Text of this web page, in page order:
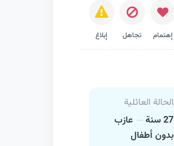
إهتمام تجاهل إبلاغ
الحالة العائلية
27 سنة
عازب
بدون أطفال